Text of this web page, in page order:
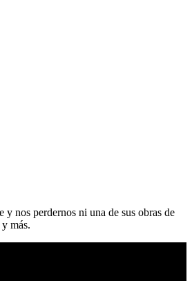
nos perdernos ni una de sus obras de
más.